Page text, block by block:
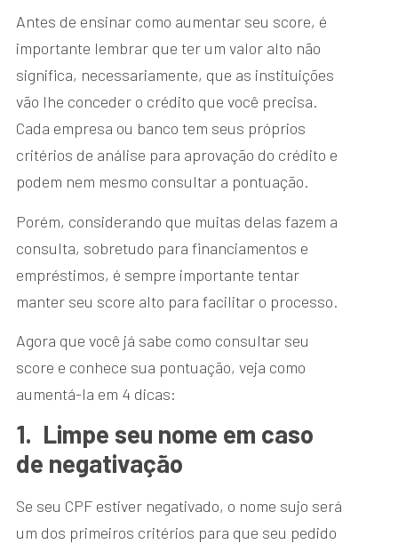
Antes de ensinar como aumentar seu score, é
importante lembrar que ter um valor alto não
significa, necessariamente, que as instituições
vão lhe conceder o crédito que você precisa.
Cada empresa ou banco tem seus próprios
critérios de análise para aprovação do crédito e
podem nem mesmo consultar a pontuação.
Porém, considerando que muitas delas fazem a
consulta, sobretudo para financiamentos e
empréstimos, é sempre importante tentar
manter seu score alto para facilitar o processo.
Agora que você já sabe como consultar seu
score e conhece sua pontuação, veja como
aumentá-la em 4 dicas:
1. Limpe seu nome em caso
de negativação
Se seu CPF estiver negativado, o nome sujo será
um dos primeiros critérios para que seu pedido